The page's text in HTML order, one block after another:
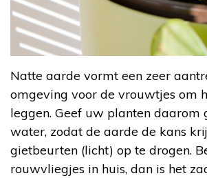
Natte aarde vormt een zeer
omgeving voor de vrouwtjes om
leggen. Geef uw planten daarom
water, zodat de aarde de kans
gietbeurten (licht) op te drogen.
rouwvliegjes in huis, dan is het